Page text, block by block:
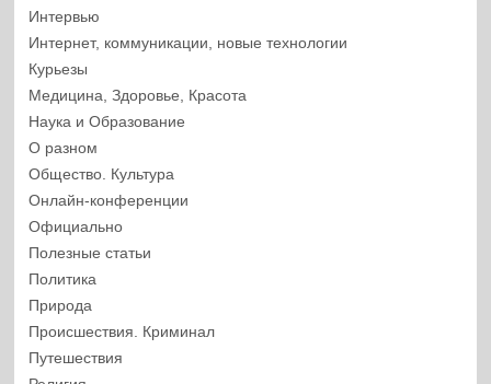
Интервью
Интернет, коммуникации, новые технологии
Курьезы
Медицина, Здоровье, Красота
Наука и Образование
О разном
Общество. Культура
Онлайн-конференции
Официально
Полезные статьи
Политика
Природа
Происшествия. Криминал
Путешествия